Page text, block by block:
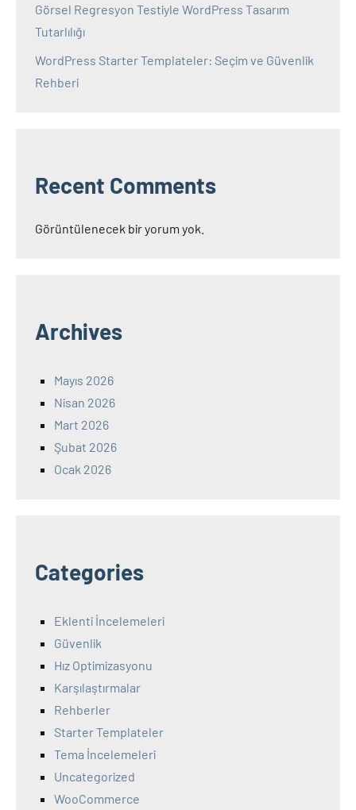
Görsel Regresyon Testiyle WordPress Tasarım
Tutarlılığı
WordPress Starter Templateler: Seçim ve Güvenlik
Rehberi
Recent Comments
Görüntülenecek bir yorum yok.
Archives
Mayıs 2026
Nisan 2026
Mart 2026
Şubat 2026
Ocak 2026
Categories
Eklenti İncelemeleri
Güvenlik
Hız Optimizasyonu
Karşılaştırmalar
Rehberler
Starter Templateler
Tema İncelemeleri
Uncategorized
WooCommerce